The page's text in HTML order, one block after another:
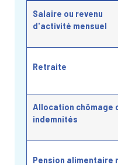
Tableau des revenus
Salaire ou revenu
d'activité mensuel
Retraite
Allocation chômage
indemnités
Pension alimentaire